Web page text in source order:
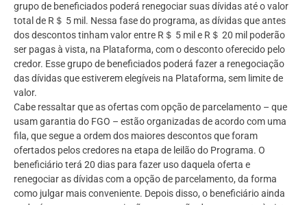
grupo de beneficiados poderá renegociar suas dívidas até o valor
total de R＄ 5 mil. Nessa fase do programa, as dívidas que antes
dos descontos tinham valor entre R＄ 5 mil e R＄ 20 mil poderão
ser pagas à vista, na Plataforma, com o desconto oferecido pelo
credor. Esse grupo de beneficiados poderá fazer a renegociação
das dívidas que estiverem elegíveis na Plataforma, sem limite de
valor.
Cabe ressaltar que as ofertas com opção de parcelamento – que
usam garantia do FGO – estão organizadas de acordo com uma
fila, que segue a ordem dos maiores descontos que foram
ofertados pelos credores na etapa de leilão do Programa. O
beneficiário terá 20 dias para fazer uso daquela oferta e
renegociar as dívidas com a opção de parcelamento, da forma
como julgar mais conveniente. Depois disso, o beneficiário ainda